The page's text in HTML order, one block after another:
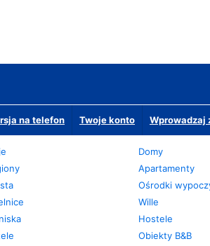
na telefon Twoje konto Wprowadzaj
Domy
Apartamenty
Ośrodki
Wille
Hostele
Obiekty B&B